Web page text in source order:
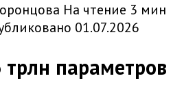
На чтение 3 мин
01.07.2026
параметров